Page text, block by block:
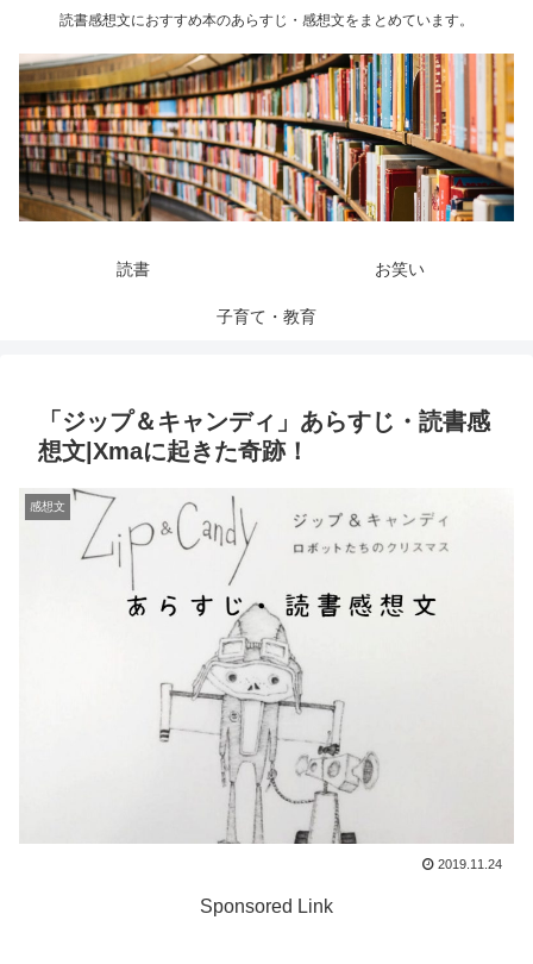
読書感想文におすすめ本のあらすじ・感想文をまとめています。
読書 お笑い
子育て・教育
「ジップ＆キャンディ」あらすじ・読書感
想文|Xmaに起きた奇跡！
感想文
2019.11.24
Sponsored Link